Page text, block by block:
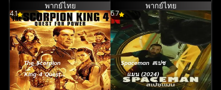
พากย์ไทย พากย์ไทย
4.1
The Scorpion
King 4 Quest
for Power
6.7
Spaceman สเปซ
แมน (2024)